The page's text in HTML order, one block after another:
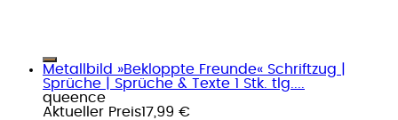
Metallbild »Bekloppte Freunde« Schriftzug |
Sprüche | Sprüche & Texte 1 Stk. tlg....
queence
Aktueller Preis17,99 €